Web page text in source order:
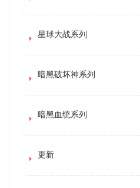
星球大战系列
暗黑破坏神系列
暗黑血统系列
更新